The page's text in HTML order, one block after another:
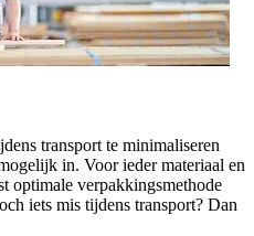
transport te minimaliseren
in. Voor ieder materiaal en
optimale verpakkingsmethode
iets mis tijdens transport? Dan